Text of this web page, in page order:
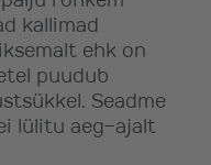
kallimad
ehk on
puudub
Seadme
lülitu aeg-ajalt